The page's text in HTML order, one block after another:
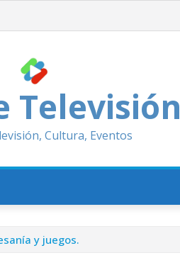
Televisión
Cultura, Eventos
y juegos.